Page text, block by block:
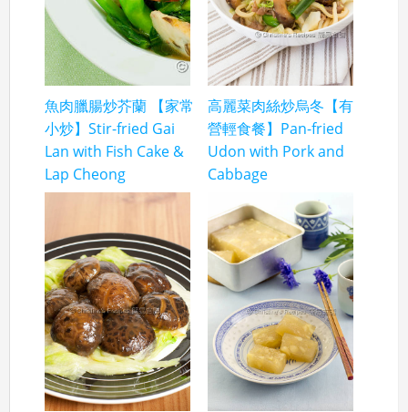
魚肉臘腸炒芥蘭 【家常
小炒】Stir-fried Gai
Lan with Fish Cake &
Lap Cheong
高麗菜肉絲炒烏冬【有
營輕食餐】Pan-fried
Udon with Pork and
Cabbage